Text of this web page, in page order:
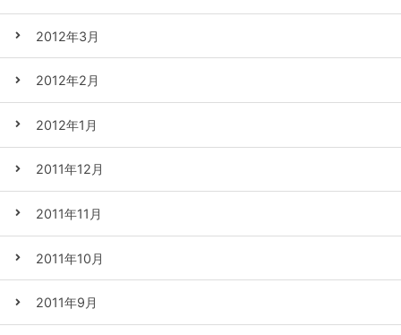
2012年3月
2012年2月
2012年1月
2011年12月
2011年11月
2011年10月
2011年9月